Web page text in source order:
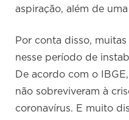
aspiração, além de
Por conta disso,
nesse período de
De acordo com o
não sobreviveram à
coronavírus. E muito